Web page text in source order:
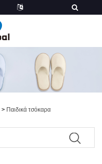
> Παιδικά τσόκαρα